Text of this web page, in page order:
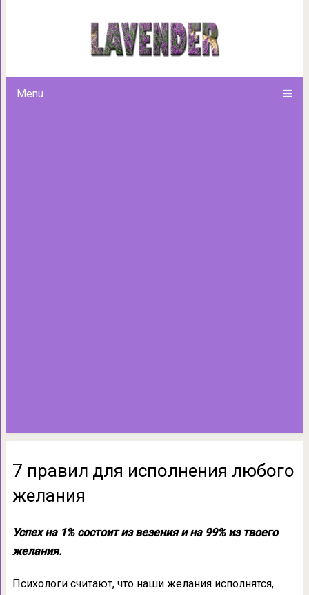
Menu
7 правил для
7 правил для исполнения любого
желания
Успех на 1% состоит из везения и на 99% из твоего
желания.
Психологи считают, что наши желания исполнятся,